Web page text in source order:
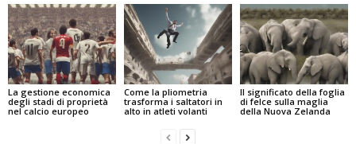
La gestione economica
degli stadi di proprietà
nel calcio europeo
Come la pliometria
trasforma i saltatori in
alto in atleti volanti
Il significato della foglia
di felce sulla maglia
della Nuova Zelanda